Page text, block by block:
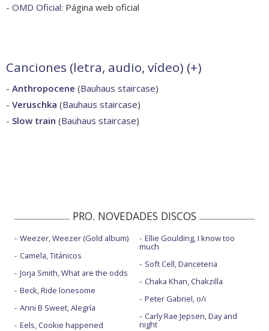
- OMD Oficial: Página web oficial
Canciones (letra, audio, vídeo) (+)
- Anthropocene (Bauhaus staircase)
- Veruschka (Bauhaus staircase)
- Slow train (Bauhaus staircase)
PRO. NOVEDADES DISCOS
Weezer, Weezer (Gold album)
Camela, Titánicos
Jorja Smith, What are the odds
Beck, Ride lonesome
Anni B Sweet, Alegría
Eels, Cookie happened
Ellie Goulding, I know too
much
Soft Cell, Danceteria
Chaka Khan, Chakzilla
Peter Gabriel, o/i
Carly Rae Jepsen, Day and
night